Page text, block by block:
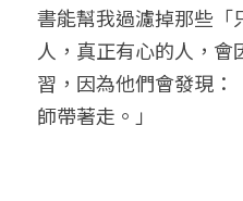
書能幫我過濾掉那些「
人，真正有心的人，
習，因為他們會發現：
師帶著走。」